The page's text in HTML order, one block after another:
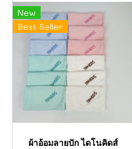
New
Best Seller
ผ้าอ้อมลายปัก ไดโนคิดส์